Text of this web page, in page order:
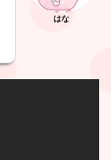
はな